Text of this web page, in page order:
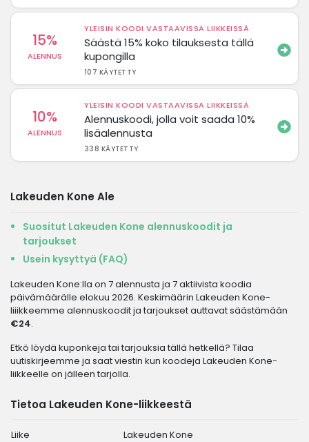
15%
ALENNUS
YLEISIN KOODI VASTAAVISSA LIIKKEISSÄ
Säästä 15% koko tilauksesta tällä
kupongilla
107 KÄYTETTY
10%
ALENNUS
YLEISIN KOODI VASTAAVISSA LIIKKEISSÄ
Alennuskoodi, jolla voit saada 10%
lisäalennusta
338 KÄYTETTY
Lakeuden Kone Ale
Suositut Lakeuden Kone alennuskoodit ja
tarjoukset
Usein kysyttyä (FAQ)
Lakeuden Kone:lla on 7 alennusta ja 7 aktiivista koodia
päivämäärälle elokuu 2026. Keskimäärin Lakeuden Kone-
liiikkeemme alennuskoodit ja tarjoukset auttavat säästämään
€24.
Etkö löydä kuponkeja tai tarjouksia tällä hetkellä? Tilaa
uutiskirjeemme ja saat viestin kun koodeja Lakeuden Kone-
liikkeelle on jälleen tarjolla.
Tietoa Lakeuden Kone-liikkeestä
Liike
Lakeuden Kone